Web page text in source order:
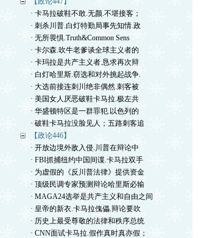
· 卡马拉破鞋不敢.无颜.不堪接客；
· 刺杀川普.白灯特勤局事先知情.政
· 无所畏惧.Truth&Common Sens
· 卡尔森.吹牛老爹谈全球主义者的
· 卡玛拉是共产主义者.恳求再次辩
· 白灯哈里斯.窃选和对外挑起战争.
· 大选前接连刺川绝非偶然.刺客被
· 美国女人厌恶破鞋卡马拉.极左共
· 华盛顿特区是一群罪犯.以色列的
· 破鞋卡马拉没脸见人；五路刺客追
【政论446】
· 开放边境外敌入侵.川普在辩论中
· FBI抓捕纽约中国间谍.卡马拉双手
· 为虚假的《反川普法律》提供资金
· 顶级民调专家预测辩论哈里斯必输
· MAGA24选举是共产主义和自由之间
· 皇帝的新衣.卡马拉傀儡.辩论要吹
· 历史上最受尊敬的法律和秩序总统
· CNN面试卡马拉.假作真时真亦假；